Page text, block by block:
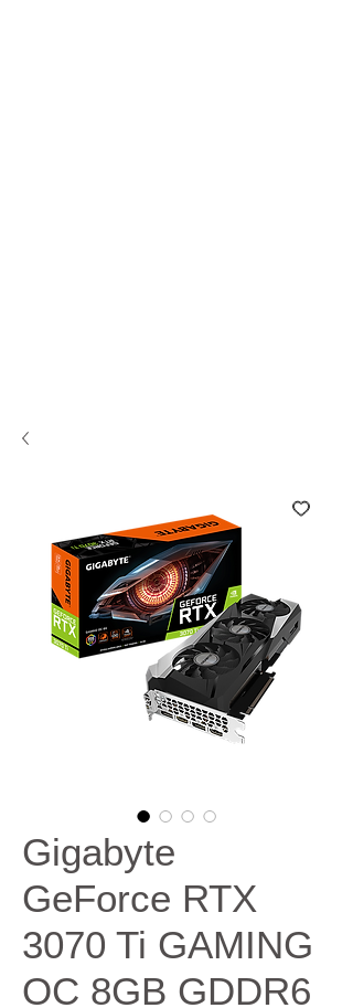
Gigabyte
GeForce RTX
3070 Ti GAMING
OC 8GB GDDR6